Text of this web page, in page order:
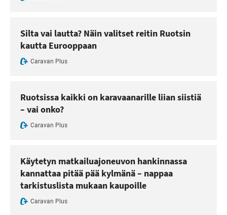
Silta vai lautta? Näin valitset reitin Ruotsin
kautta Eurooppaan
Caravan Plus
Ruotsissa kaikki on karavaanarille liian siistiä
– vai onko?
Caravan Plus
Käytetyn matkailuajoneuvon hankinnassa
kannattaa pitää pää kylmänä – nappaa
tarkistuslista mukaan kaupoille
Caravan Plus